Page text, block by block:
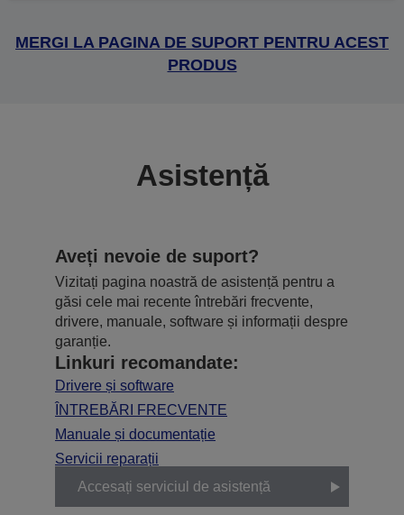
MERGI LA PAGINA DE SUPORT PENTRU ACEST
PRODUS
Asistență
Aveți nevoie de suport?
Vizitați pagina noastră de asistență pentru a
găsi cele mai recente întrebări frecvente,
drivere, manuale, software și informații despre
garanție.
Linkuri recomandate:
Drivere și software
ÎNTREBĂRI FRECVENTE
Manuale și documentație
Servicii reparații
Accesați serviciul de asistență